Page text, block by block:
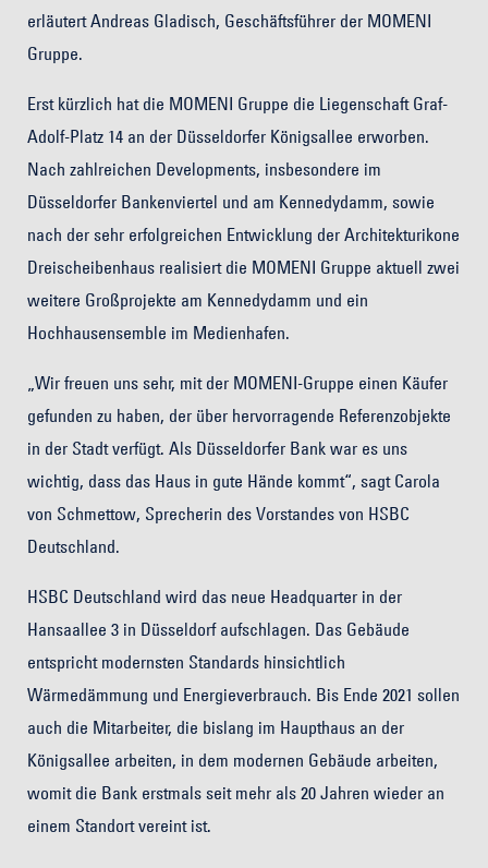
erläutert Andreas Gladisch, Geschäftsführer der MOMENI
Gruppe.
Erst kürzlich hat die MOMENI Gruppe die Liegenschaft Graf-
Adolf-Platz 14 an der Düsseldorfer Königsallee erworben.
Nach zahlreichen Developments, insbesondere im
Düsseldorfer Bankenviertel und am Kennedydamm, sowie
nach der sehr erfolgreichen Entwicklung der Architekturikone
Dreischeibenhaus realisiert die MOMENI Gruppe aktuell zwei
weitere Großprojekte am Kennedydamm und ein
Hochhausensemble im Medienhafen.
„Wir freuen uns sehr, mit der MOMENI-Gruppe einen Käufer
gefunden zu haben, der über hervorragende Referenzobjekte
in der Stadt verfügt. Als Düsseldorfer Bank war es uns
wichtig, dass das Haus in gute Hände kommt“, sagt Carola
von Schmettow, Sprecherin des Vorstandes von HSBC
Deutschland.
HSBC Deutschland wird das neue Headquarter in der
Hansaallee 3 in Düsseldorf aufschlagen. Das Gebäude
entspricht modernsten Standards hinsichtlich
Wärmedämmung und Energieverbrauch. Bis Ende 2021 sollen
auch die Mitarbeiter, die bislang im Haupthaus an der
Königsallee arbeiten, in dem modernen Gebäude arbeiten,
womit die Bank erstmals seit mehr als 20 Jahren wieder an
einem Standort vereint ist.